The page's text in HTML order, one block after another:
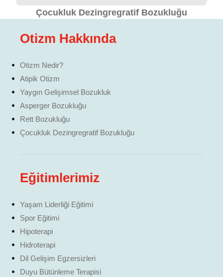
Çocukluk Dezingregratif Bozukluğu
Otizm Hakkında
Otizm Nedir?
Atipik Otizm
Yaygın Gelişimsel Bozukluk
Asperger Bozukluğu
Rett Bozukluğu
Çocukluk Dezingregratif Bozukluğu
Eğitimlerimiz
Yaşam Liderliği Eğitimi
Spor Eğitimi
Hipoterapi
Hidroterapi
Dil Gelişim Egzersizleri
Duyu Bütünleme Terapisi